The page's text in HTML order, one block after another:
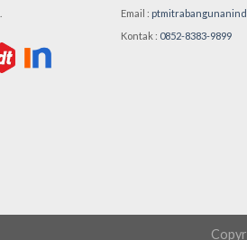
Email :
Kontak : 0852-8383-9899